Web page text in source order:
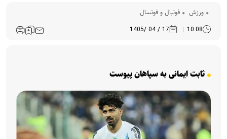
ورزش فوتبال و فوتسال
10:08
17 / 04 /1405
ثابت ایمانی به سپاهان پیوست